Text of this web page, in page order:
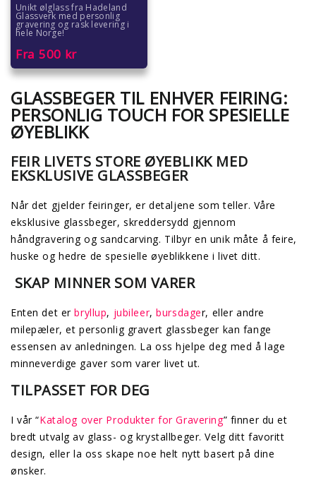
Unikt ølglass fra Hadeland
Glassverk med personlig
gravering og rask levering i
hele Norge!
Fra 500 kr
GLASSBEGER TIL ENHVER FEIRING:
PERSONLIG TOUCH FOR SPESIELLE
ØYEBLIKK
FEIR LIVETS STORE ØYEBLIKK MED
EKSKLUSIVE GLASSBEGER
Når det gjelder feiringer, er detaljene som teller. Våre
eksklusive glassbeger, skreddersydd gjennom
håndgravering og sandcarving. Tilbyr en unik måte å feire,
huske og hedre de spesielle øyeblikkene i livet ditt.
SKAP MINNER SOM VARER
Enten det erbryllup, jubileer,bursdager, eller andre
milepæler, et personlig gravert glassbeger kan fange
essensen av anledningen. La oss hjelpe deg med å lage
minneverdige gaver som varer livet ut.
TILPASSET FOR DEG
I vår “Katalog over Produkter for Gravering” finner du et
bredt utvalg av glass- og krystallbeger. Velg ditt favoritt
design, eller la oss skape noe helt nytt basert på dine
ønsker.